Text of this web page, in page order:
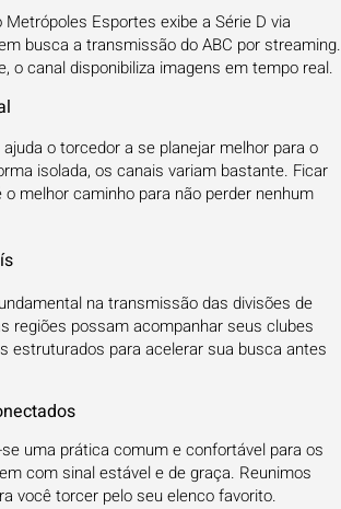
Esportes exibe a Série D via
busca a transmissão do ABC por streaming.
o canal disponibiliza imagens em tempo real.
o torcedor a se planejar melhor para o
isolada, os canais variam bastante. Ficar
melhor caminho para não perder nenhum
na transmissão das divisões de
regiões possam acompanhar seus clubes
estruturados para acelerar sua busca antes
uma prática comum e confortável para os
com sinal estável e de graça. Reunimos
você torcer pelo seu elenco favorito.